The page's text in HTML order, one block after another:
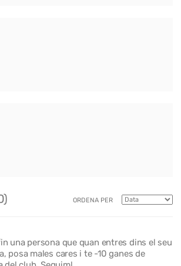
ORDENA PER
una persona que quan entres dins el seu
posa males cares i te -10 ganes de